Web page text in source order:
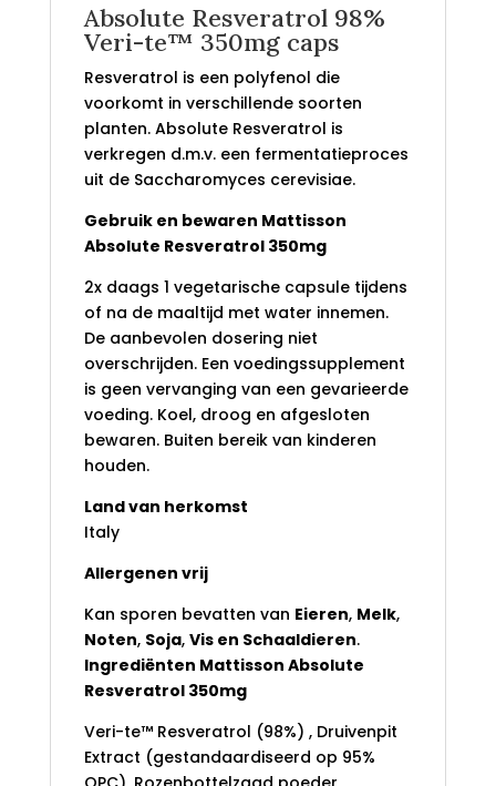
Absolute Resveratrol 98%
Veri-te™ 350mg caps
Resveratrol is een polyfenol die
voorkomt in verschillende soorten
planten. Absolute Resveratrol is
verkregen d.m.v. een fermentatieproces
uit de Saccharomyces cerevisiae.
Gebruik en bewaren Mattisson
Absolute Resveratrol 350mg
2x daags 1 vegetarische capsule tijdens
of na de maaltijd met water innemen.
De aanbevolen dosering niet
overschrijden. Een voedingssupplement
is geen vervanging van een gevarieerde
voeding. Koel, droog en afgesloten
bewaren. Buiten bereik van kinderen
houden.
Land van herkomst
Italy
Allergenen vrij
Kan sporen bevatten van Eieren, Melk,
Noten, Soja, Vis en Schaaldieren.
Ingrediënten Mattisson Absolute
Resveratrol 350mg
Veri-te™ Resveratrol (98%) , Druivenpit
Extract (gestandaardiseerd op 95%